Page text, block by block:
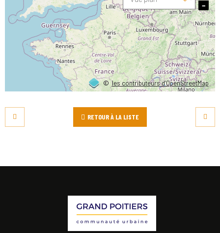
©les contributeurs d’OpenStreetMap
−
RETOUR À LA LISTE